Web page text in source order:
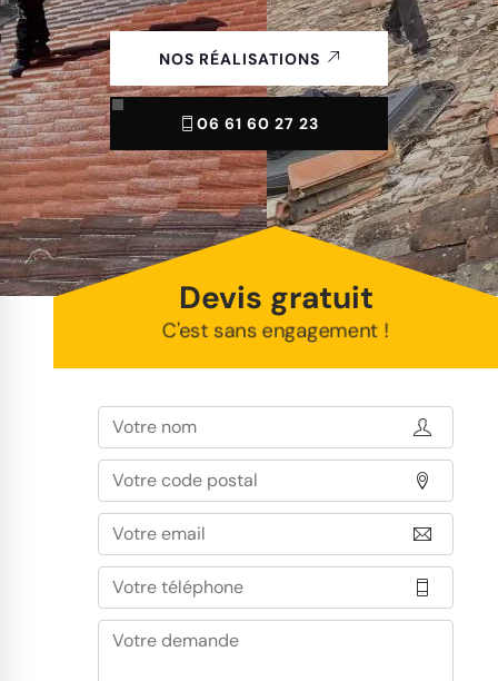
NOS RÉALISATIONS
06 61 60 27 23
Devis gratuit
C'est sans engagement !